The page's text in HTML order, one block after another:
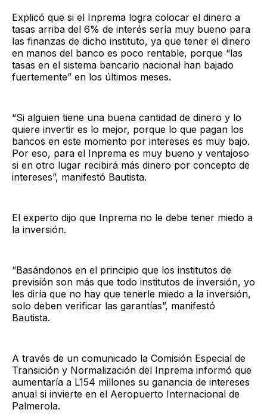
Explicó que si el Inprema logra colocar el dinero a
tasas arriba del 6% de interés sería muy bueno para
las finanzas de dicho instituto, ya que tener el dinero
en manos del banco es poco rentable, porque “las
tasas en el sistema bancario nacional han bajado
fuertemente” en los últimos meses.
“Si alguien tiene una buena cantidad de dinero y lo
quiere invertir es lo mejor, porque lo que pagan los
bancos en este momento por intereses es muy bajo.
Por eso, para el Inprema es muy bueno y ventajoso
si en otro lugar recibirá más dinero por concepto de
intereses”, manifestó Bautista.
El experto dijo que Inprema no le debe tener miedo a
la inversión.
“Basándonos en el principio que los institutos de
previsión son más que todo institutos de inversión, yo
les diría que no hay que tenerle miedo a la inversión,
solo deben verificar las garantías”, manifestó
Bautista.
A través de un comunicado la Comisión Especial de
Transición y Normalización del Inprema informó que
aumentaría a L154 millones su ganancia de intereses
anual si invierte en el Aeropuerto Internacional de
Palmerola.